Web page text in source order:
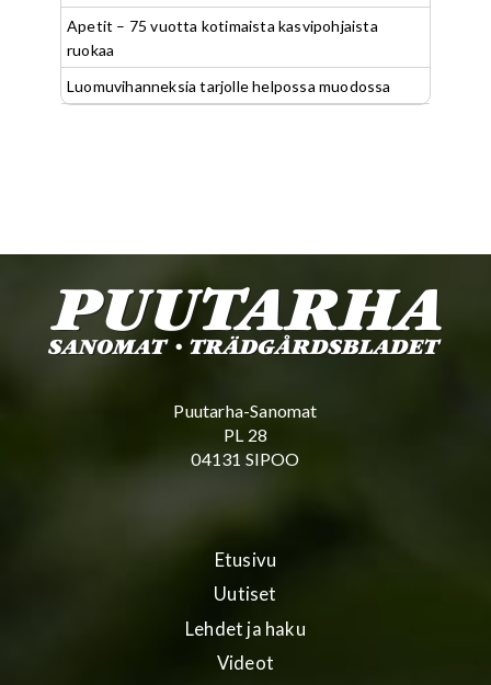
Apetit – 75 vuotta kotimaista kasvipohjaista
ruokaa
Luomuvihanneksia tarjolle helpossa muodossa
Puutarha-Sanomat
PL 28
04131 SIPOO
Etusivu
Uutiset
Lehdet ja haku
Videot